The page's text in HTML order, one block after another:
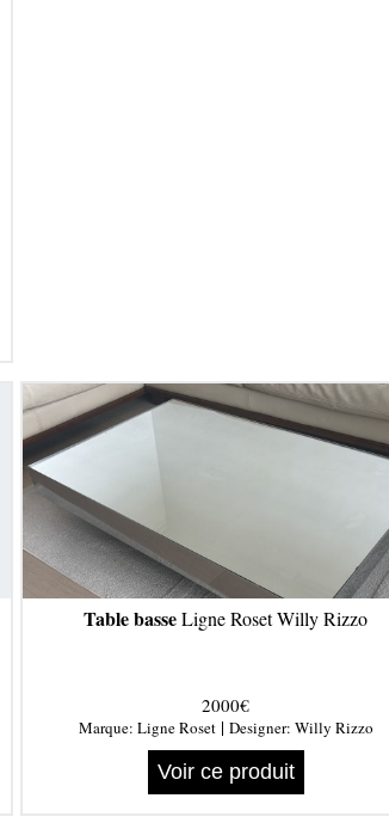
Table basseLigne Roset Willy Rizzo
2000€
Marque: Ligne Roset| Designer: Willy Rizzo
Voir ce produit